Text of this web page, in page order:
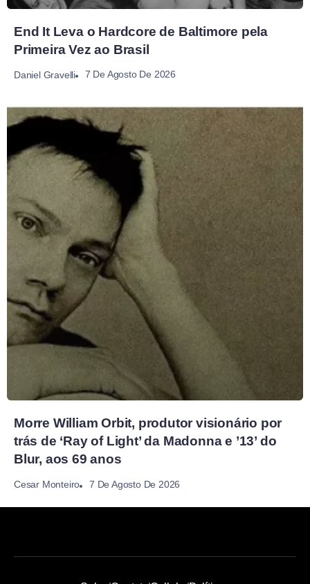
End It Leva o Hardcore de Baltimore pela
Primeira Vez ao Brasil
Daniel Gravelli 7 De Agosto De 2026
Morre William Orbit, produtor visionário por
trás de ‘Ray of Light’ da Madonna e ’13’ do
Blur, aos 69 anos
Cesar Monteiro 7 De Agosto De 2026